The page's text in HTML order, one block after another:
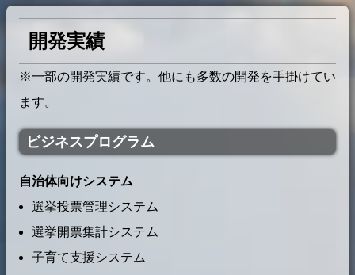
開発実績
※一部の開発実績です。他にも多数の開発を手掛けてい
ます。
ビジネスプログラム
自治体向けシステム
選挙投票管理システム
選挙開票集計システム
子育て支援システム